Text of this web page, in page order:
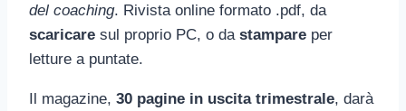
del coaching. Rivista online formato .pdf, da
scaricare sul proprio PC, o da stampare per
letture a puntate.
Il magazine, 30 pagine in uscita trimestrale, darà